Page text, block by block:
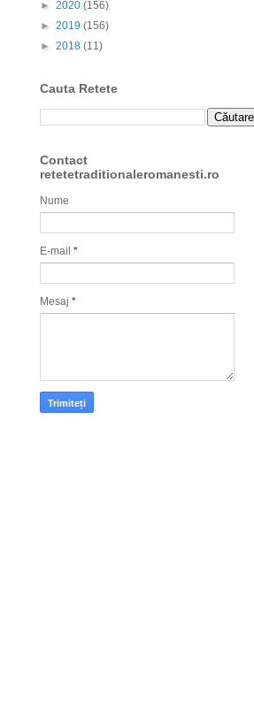
► 2020 (156)
► 2019 (156)
► 2018 (11)
Cauta Retete
Contact
retetetraditionaleromanesti.ro
Nume
E-mail *
Mesaj *